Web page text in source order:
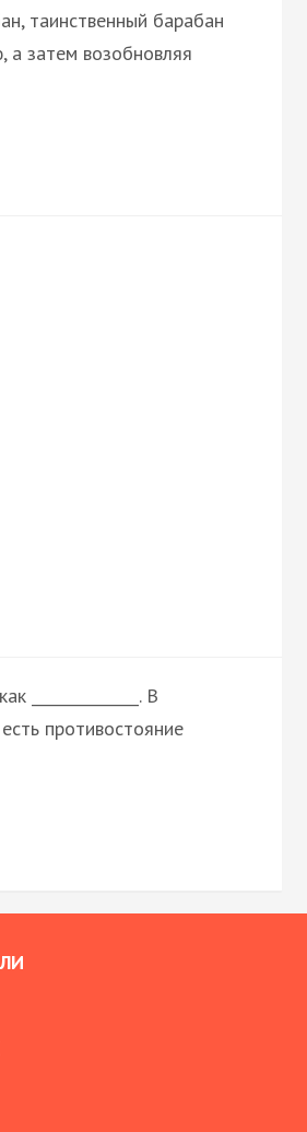
таинственный барабан
а затем возобновляя
В
противостояние